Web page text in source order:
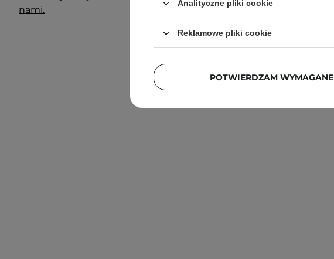
nami.
Analityczne pliki cookie
Reklamowe pliki cookie
POTWIERDZAM WYMAGANE